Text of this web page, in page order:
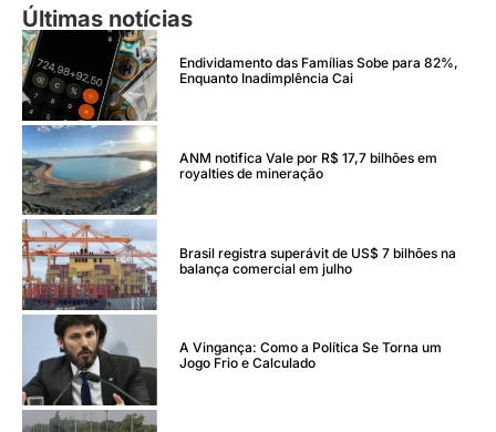
Últimas notícias
Endividamento das Famílias Sobe para 82%,
Enquanto Inadimplência Cai
ANM notifica Vale por R$ 17,7 bilhões em
royalties de mineração
Brasil registra superávit de US$ 7 bilhões na
balança comercial em julho
A Vingança: Como a Política Se Torna um
Jogo Frio e Calculado